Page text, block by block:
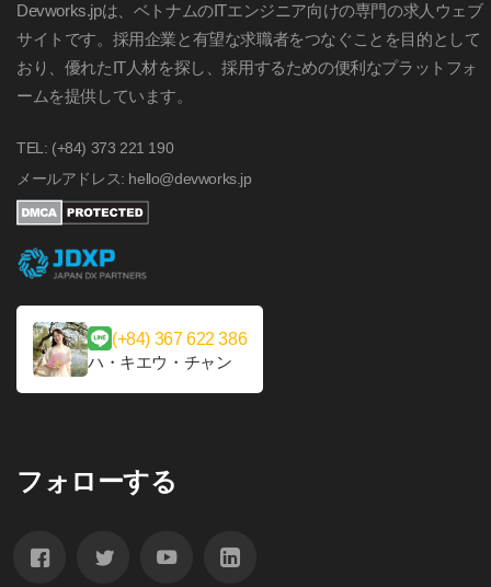
Devworks.jpは、ベトナムのITエンジニア向けの専門の求人ウェブ
サイトです。採用企業と有望な求職者をつなぐことを目的として
おり、優れたIT人材を探し、採用するための便利なプラットフォ
ームを提供しています。
TEL: (+84) 373 221 190
メールアドレス: hello@devworks.jp
(+84) 367 622 386
ハ・キエウ・チャン
フォローする